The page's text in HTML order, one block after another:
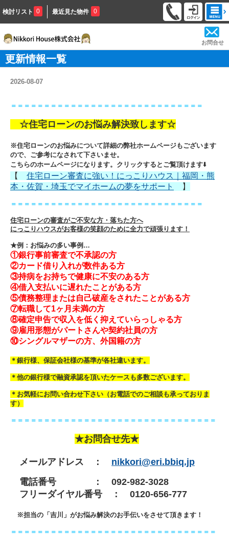
検討リスト 0 最近見た物件 0
お問合せ
更新情報一覧
2026-08-07
＝＝＝＝＝＝＝＝＝＝＝＝＝＝＝＝＝＝＝＝＝＝＝＝＝＝＝＝＝
☆住宅ローンのお悩み解決致します☆
※住宅ローンのお悩みについて詳細の弊社ホームページもございます
ので、 ご参考になされて下さいませ。
こちらのホームページになります。クリックするとご覧頂けます⬇️
【 住宅ローン審査に強い！にっこりハウス｜福岡・熊
本・佐賀・埼玉でマイホームの夢をサポート
】
＝＝＝＝＝＝＝＝＝＝＝＝＝＝＝＝＝＝＝＝＝＝＝＝＝＝＝＝＝
住宅ローンの審査がご不安な方・落ちた方へ
にっこりハウスがお客様の笑顔のために全力で頑張ります！
★例：お悩みの多い事例…
①銀行事前審査で不承認の方
②カード借り入れが数件ある方
③持病をお持ちで健康に不安のある方
④借入支払いに遅れたことがある方
⑤債務整理または自己破産をされたことがある方
⑦転職して1ヶ月未満の方
⑧確定申告で収入を低く抑えていらっしゃる方
⑨雇用形態がパートさんや契約社員の方
⑩シングルマザーの方、外国籍の方
＊銀行様、保証会社様の基準が各社違います。
＊他の銀行様で融資承認を頂いたケースも多数ございます。
＊お気軽にお問い合わせ下さい（お電話でのご相談も承っておりま
す）
＝＝＝＝＝＝＝＝＝＝＝＝＝＝＝＝＝＝＝＝＝＝＝＝＝＝＝＝＝＝＝
★お問合せ先★
メールアドレス ： nikkori@eri.bbiq.jp
電話番号 ： 092-982-3028
フリーダイヤル番号 ： 0120-656-777
※担当の「吉川」がお悩み解決のお手伝いをさせて頂きます！
＝＝＝＝＝＝＝＝＝＝＝＝＝＝＝＝＝＝＝＝＝＝＝＝＝＝＝＝＝＝＝